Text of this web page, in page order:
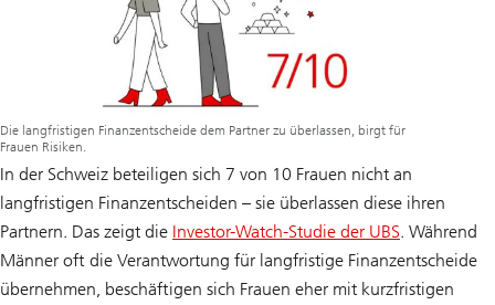
Die langfristigen Finanzentscheide dem Partner zu überlassen, birgt für
Frauen Risiken.
In der Schweiz beteiligen sich 7 von 10 Frauen nicht an
langfristigen Finanzentscheiden – sie überlassen diese ihren
Partnern. Das zeigt die Investor-Watch-Studie der UBS. Während
Männer oft die Verantwortung für langfristige Finanzentscheide
übernehmen, beschäftigen sich Frauen eher mit kurzfristigen